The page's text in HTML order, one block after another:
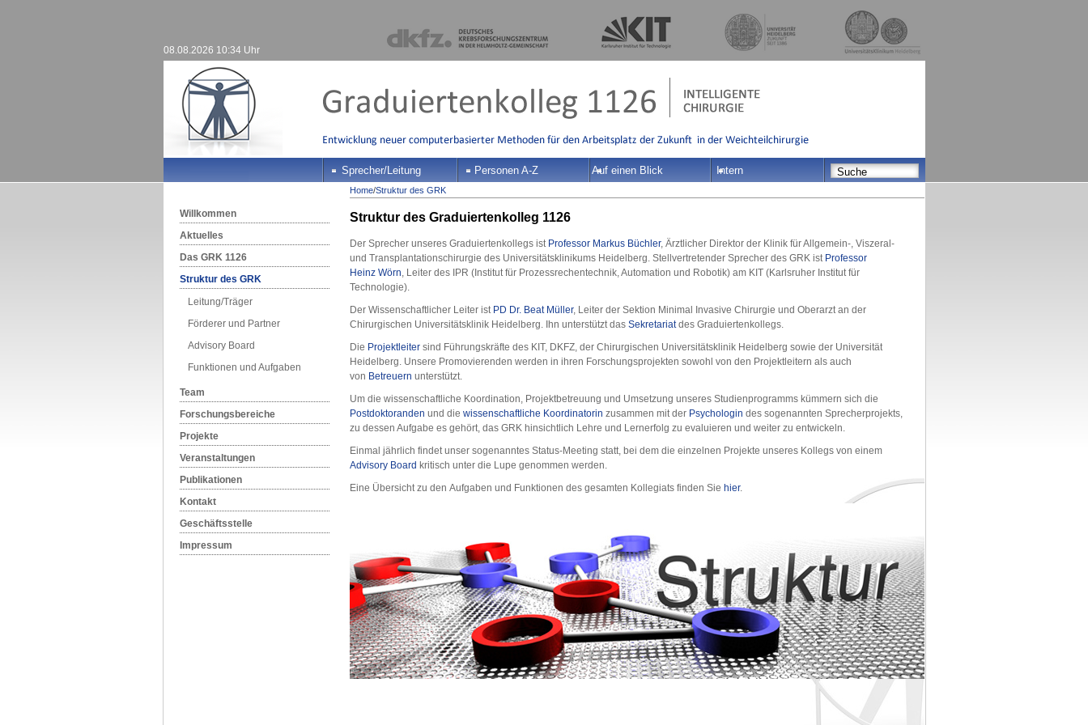
08.08.2026 10:34 Uhr
Sprecher/Leitung Personen A-Z Auf einen Blick Intern
Willkommen
Aktuelles
Das GRK 1126
Struktur des GRK
Leitung/Träger
Förderer und Partner
Advisory Board
Funktionen und Aufgaben
Team
Forschungsbereiche
Projekte
Veranstaltungen
Publikationen
Kontakt
Geschäftsstelle
Impressum
Home/Struktur des GRK
Struktur des Graduiertenkolleg 1126
Der Sprecher unseres Graduiertenkollegs ist Professor Markus Büchler, Ärztlicher Direktor der Klinik für Allgemein-, Viszeral-
und Transplantationschirurgie des Universitätsklinikums Heidelberg. Stellvertretender Sprecher des GRK ist Professor
Heinz Wörn, Leiter des IPR (Institut für Prozessrechentechnik, Automation und Robotik) am KIT (Karlsruher Institut für
Technologie).
Der Wissenschaftlicher Leiter ist PD Dr. Beat Müller, Leiter der Sektion Minimal Invasive Chirurgie und Oberarzt an der
Chirurgischen Universitätsklinik Heidelberg. Ihn unterstützt das Sekretariatdes Graduiertenkollegs.
Die Projektleitersind Führungskräfte des KIT, DKFZ, der Chirurgischen Universitätsklinik Heidelberg sowie der Universität
Heidelberg. Unsere Promovierenden werden in ihren Forschungsprojekten sowohl von den Projektleitern als auch
von Betreuern unterstützt.
Um die wissenschaftliche Koordination, Projektbetreuung und Umsetzung unseres Studienprogramms kümmern sich die
Postdoktoranden und die wissenschaftliche Koordinatorin zusammen mit der Psychologin des sogenannten Sprecherprojekts,
zu dessen Aufgabe es gehört, das GRK hinsichtlich Lehre und Lernerfolg zu evaluieren und weiter zu entwickeln.
Einmal jährlich findet unser sogenanntes Status-Meeting statt, bei dem die einzelnen Projekte unseres Kollegs von einem
Advisory Board kritisch unter die Lupe genommen werden.
Eine Übersicht zu den Aufgaben und Funktionen des gesamten Kollegiats finden Sie hier.